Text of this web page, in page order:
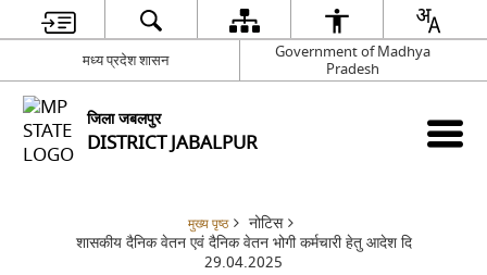
मध्य प्रदेश शासन
Government of Madhya
Pradesh
जिला जबलपुर
DISTRICT JABALPUR
मुख्य पृष्ठ
नोटिस
शासकीय दैनिक वेतन एवं दैनिक वेतन भोगी कर्मचारी हेतु आदेश दि
29.04.2025